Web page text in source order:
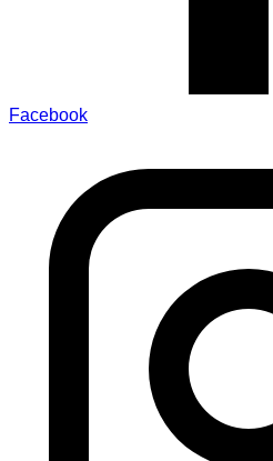
Facebook